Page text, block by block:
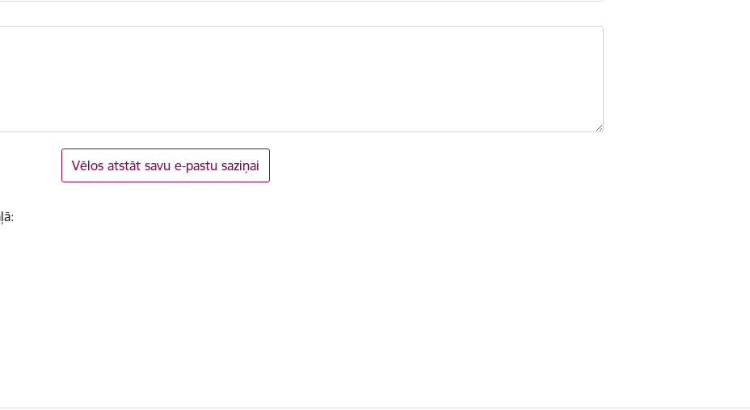
Vēlos atstāt savu e-pastu saziņai